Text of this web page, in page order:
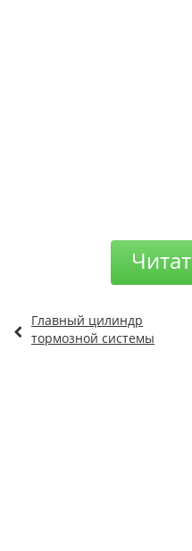
Главный цилиндр
тормозной системы